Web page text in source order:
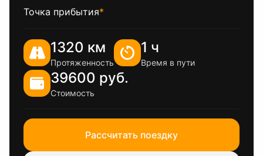
Точка прибытия*
1320 км
Протяженность
1 ч
Время в пути
39600 руб.
Стоимость
Рассчитать поездку